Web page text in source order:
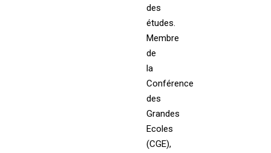
des
études.
Membre
de
la
Conférence
des
Grandes
Ecoles
(CGE),